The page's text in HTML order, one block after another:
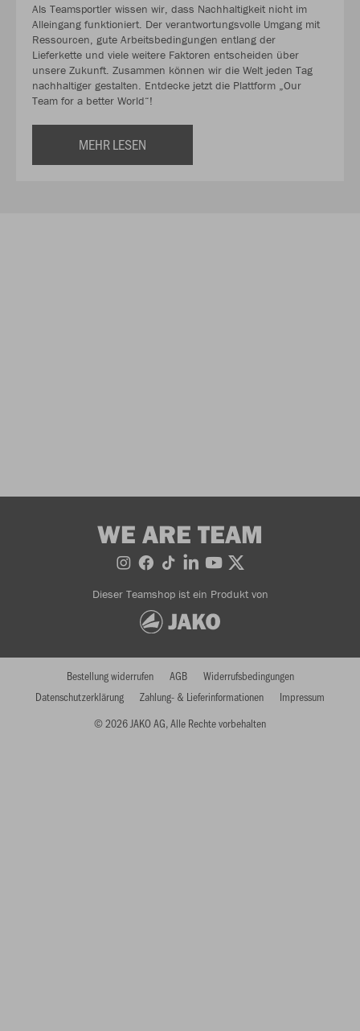
Als Teamsportler wissen wir, dass Nachhaltigkeit nicht im
Alleingang funktioniert. Der verantwortungsvolle Umgang mit
Ressourcen, gute Arbeitsbedingungen entlang der
Lieferkette und viele weitere Faktoren entscheiden über
unsere Zukunft. Zusammen können wir die Welt jeden Tag
nachhaltiger gestalten. Entdecke jetzt die Plattform „Our
Team for a better World“!
MEHR LESEN
WE ARE TEAM
Dieser Teamshop ist ein Produkt von
© 2026 JAKO AG, Alle Rechte vorbehalten
Bestellung widerrufen AGB
Widerrufsbedingungen
Datenschutzerklärung
Zahlung- & Lieferinformationen Impressum